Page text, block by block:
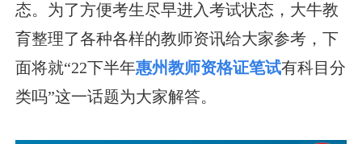
态。为了方便考生尽早进入考试状态，大牛教
育整理了各种各样的教师资讯给大家参考，下
面将就“22下半年惠州教师资格证笔试有科目分
类吗”这一话题为大家解答。